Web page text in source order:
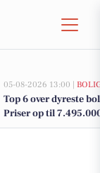
05-08-2026 13:00 |
Top 6 over dyreste
Priser op til